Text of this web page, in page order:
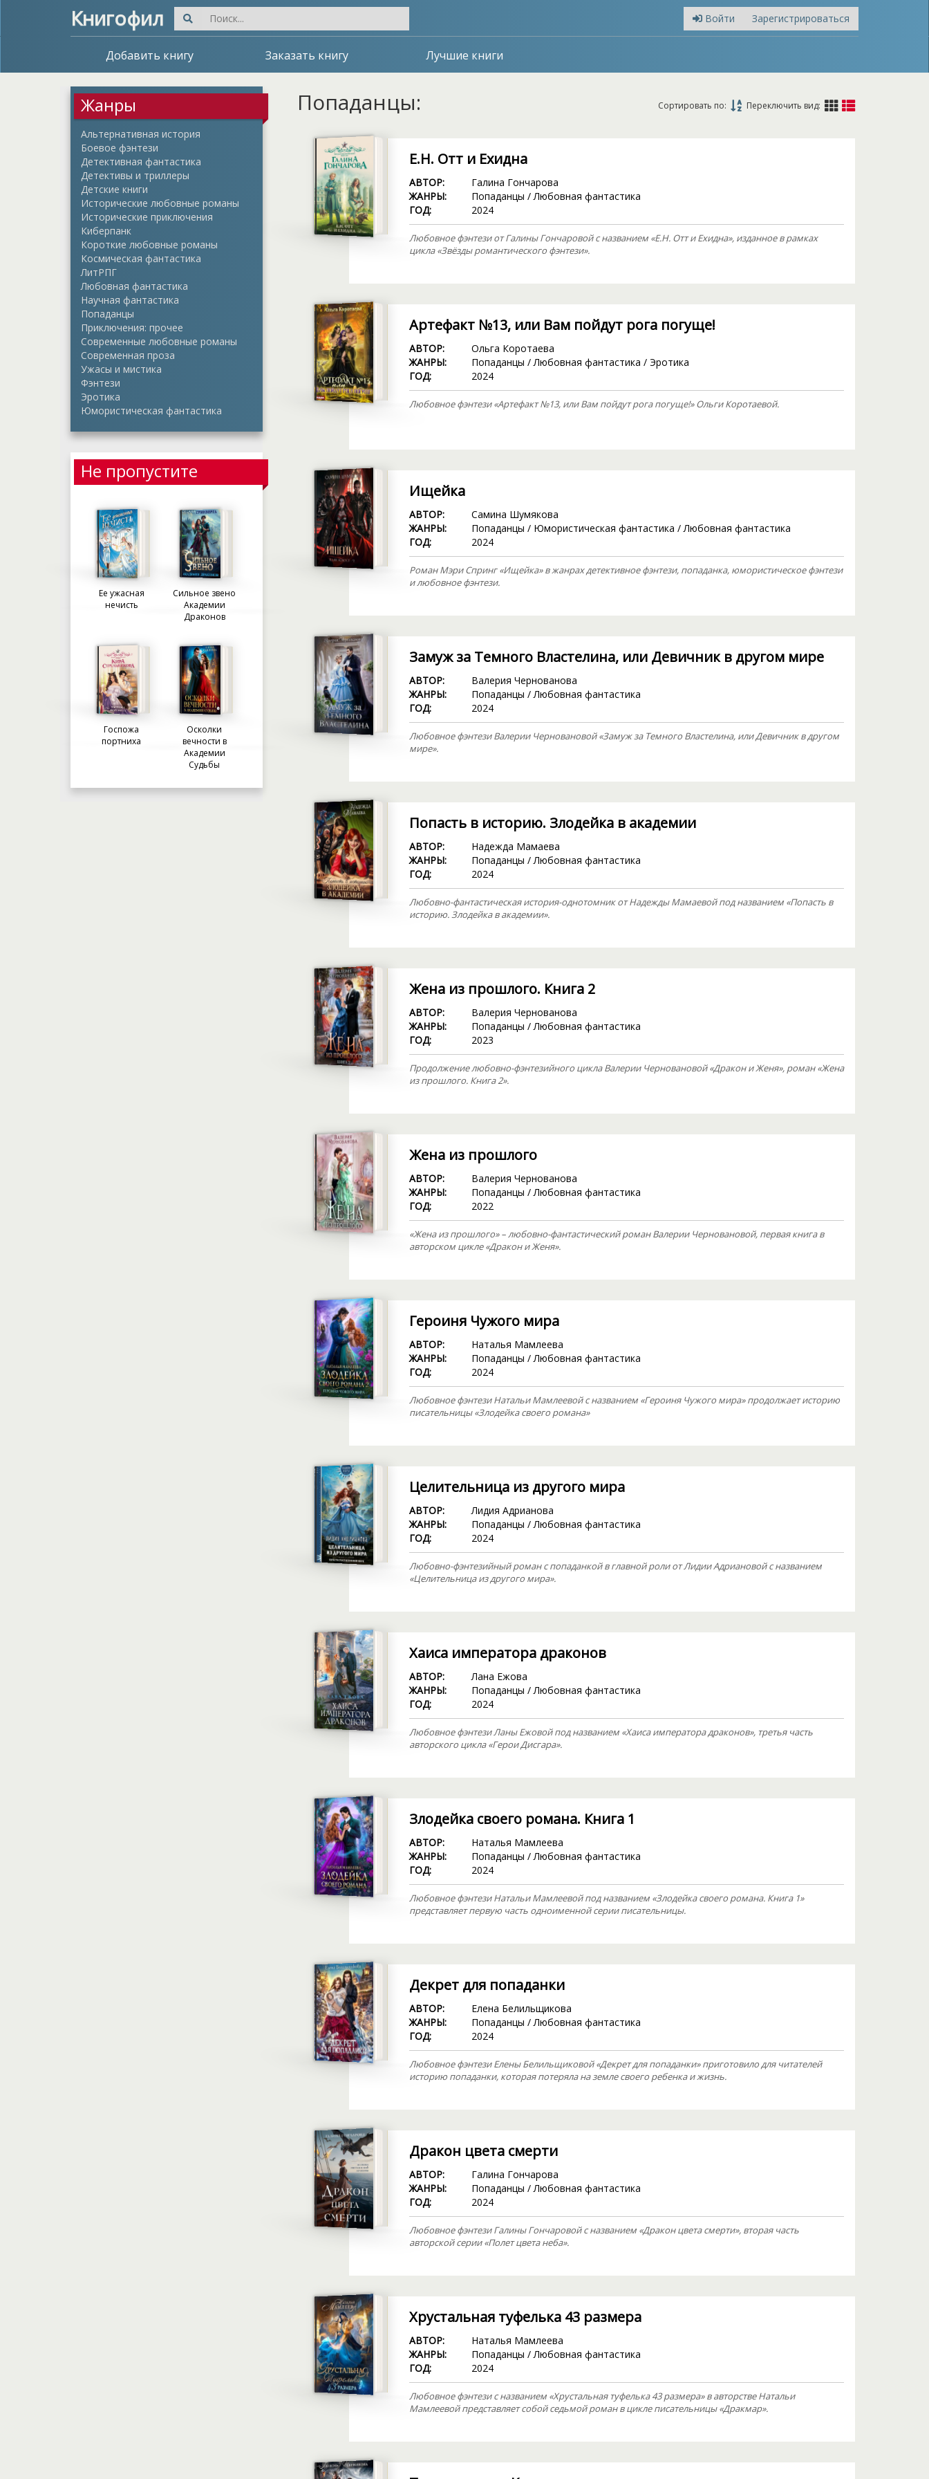
Книгофил Войти Зарегистрироваться
Добавить книгу Заказать книгу Лучшие книги
Жанры
Альтернативная история
Боевое фэнтези
Детективная фантастика
Детективы и триллеры
Детские книги
Исторические любовные романы
Исторические приключения
Киберпанк
Короткие любовные романы
Космическая фантастика
ЛитРПГ
Любовная фантастика
Научная фантастика
Попаданцы
Приключения: прочее
Современные любовные романы
Современная проза
Ужасы и мистика
Фэнтези
Эротика
Юмористическая фантастика
Не пропустите
Ее ужасная
нечисть
Сильное звено
Академии
Драконов
Госпожа
портниха
Осколки
вечности в
Академии
Судьбы
Попаданцы: Сортировать по: Переключить вид:
Е.Н. Отт и Ехидна
АВТОР:
Галина Гончарова
ЖАНРЫ:
Попаданцы /Любовная фантастика
ГОД:
2024
Любовное фэнтези от Галины Гончаровой с названием «Е.Н. Отт и Ехидна», изданное в рамках
цикла «Звёзды романтического фэнтези».
Артефакт №13, или Вам пойдут рога погуще!
АВТОР:
Ольга Коротаева
ЖАНРЫ:
Попаданцы /Любовная фантастика / Эротика
ГОД:
2024
Любовное фэнтези «Артефакт №13, или Вам пойдут рога погуще!» Ольги Коротаевой.
Ищейка
АВТОР:
Самина Шумякова
ЖАНРЫ:
Попаданцы / Юмористическая фантастика /Любовная фантастика
ГОД:
2024
Роман Мэри Спринг «Ищейка» в жанрах детективное фэнтези, попаданка, юмористическое фэнтези
и любовное фэнтези.
Замуж за Темного Властелина, или Девичник в другом мире
АВТОР:
Валерия Чернованова
ЖАНРЫ:
Попаданцы /Любовная фантастика
ГОД:
2024
Любовное фэнтези Валерии Черновановой «Замуж за Темного Властелина, или Девичник в другом
мире».
Попасть в историю. Злодейка в академии
АВТОР:
Надежда Мамаева
ЖАНРЫ:
Попаданцы /Любовная фантастика
ГОД:
2024
Любовно-фантастическая история-однотомник от Надежды Мамаевой под названием «Попасть в
историю. Злодейка в академии».
Жена из прошлого. Книга 2
АВТОР:
Валерия Чернованова
ЖАНРЫ:
Попаданцы /Любовная фантастика
ГОД:
2023
Продолжение любовно-фэнтезийного цикла Валерии Черновановой «Дракон и Женя», роман «Жена
из прошлого. Книга 2».
Жена из прошлого
АВТОР:
Валерия Чернованова
ЖАНРЫ:
Попаданцы /Любовная фантастика
ГОД:
2022
«Жена из прошлого» – любовно-фантастический роман Валерии Черновановой, первая книга в
авторском цикле «Дракон и Женя».
Героиня Чужого мира
АВТОР:
Наталья Мамлеева
ЖАНРЫ:
Попаданцы /Любовная фантастика
ГОД:
2024
Любовное фэнтези Натальи Мамлеевой с названием «Героиня Чужого мира» продолжает историю
писательницы «Злодейка своего романа»
Целительница из другого мира
АВТОР:
Лидия Адрианова
ЖАНРЫ:
Попаданцы /Любовная фантастика
ГОД:
2024
Любовно-фэнтезийный роман с попаданкой в главной роли от Лидии Адриановой с названием
«Целительница из другого мира».
Хаиса императора драконов
АВТОР:
Лана Ежова
ЖАНРЫ:
Попаданцы /Любовная фантастика
ГОД:
2024
Любовное фэнтези Ланы Ежовой под названием «Хаиса императора драконов», третья часть
авторского цикла «Герои Дисгара».
Злодейка своего романа. Книга 1
АВТОР:
Наталья Мамлеева
ЖАНРЫ:
Попаданцы /Любовная фантастика
ГОД:
2024
Любовное фэнтези Натальи Мамлеевой под названием «Злодейка своего романа. Книга 1»
представляет первую часть одноименной серии писательницы.
Декрет для попаданки
АВТОР:
Елена Белильщикова
ЖАНРЫ:
Попаданцы /Любовная фантастика
ГОД:
2024
Любовное фэнтези Елены Белильщиковой «Декрет для попаданки» приготовило для читателей
историю попаданки, которая потеряла на земле своего ребенка и жизнь.
Дракон цвета смерти
АВТОР:
Галина Гончарова
ЖАНРЫ:
Попаданцы /Любовная фантастика
ГОД:
2024
Любовное фэнтези Галины Гончаровой с названием «Дракон цвета смерти», вторая часть
авторской серии «Полет цвета неба».
Хрустальная туфелька 43 размера
АВТОР:
Наталья Мамлеева
ЖАНРЫ:
Попаданцы /Любовная фантастика
ГОД:
2024
Любовное фэнтези с названием «Хрустальная туфелька 43 размера» в авторстве Натальи
Мамлеевой представляет собой седьмой роман в цикле писательницы «Дракмар».